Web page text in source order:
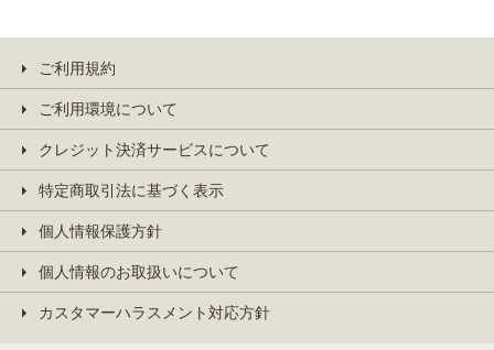
ご利用規約
ご利用環境について
クレジット決済サービスについて
特定商取引法に基づく表示
個人情報保護方針
個人情報のお取扱いについて
カスタマーハラスメント対応方針